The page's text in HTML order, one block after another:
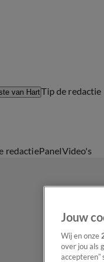
van HartTip de redactie
redactiePanelVideo's
Jouw
Wij en onze
over jou als